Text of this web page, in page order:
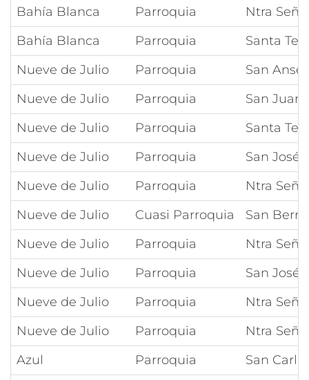
Bahía Blanca Parroquia
Ntra
Bahía Blanca
Parroquia
Santa
Nueve de Julio
Parroquia
San
Nueve de Julio
Parroquia
San Juan
Nueve de Julio
Parroquia
Santa
Nueve de Julio
Parroquia
San José
Nueve de Julio
Parroquia
Ntra
Nueve de Julio
Cuasi Parroquia
San
Nueve de Julio
Parroquia
Ntra
Nueve de Julio
Parroquia
San José
Nueve de Julio
Parroquia
Ntra
Nueve de Julio
Parroquia
Ntra
Azul
Parroquia
San